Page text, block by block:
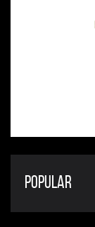
POPULAR